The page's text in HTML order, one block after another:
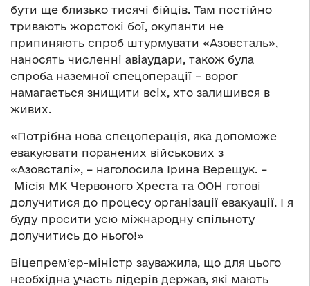
бути ще близько тисячі бійців. Там постійно
тривають жорстокі бої, окупанти не
припиняють спроб штурмувати «Азовсталь»,
наносять численні авіаудари, також була
спроба наземної спецоперації – ворог
намагається знищити всіх, хто залишився в
живих.
«Потрібна нова спецоперація, яка допоможе
евакуювати поранених військових з
«Азовсталі», – наголосила Ірина Верещук. –
Місія МК Червоного Хреста та ООН готові
долучитися до процесу організації евакуації. І я
буду просити усю міжнародну спільноту
долучитись до нього!»
Віцепрем’єр-міністр зауважила, що для цього
необхідна участь лідерів держав, які мають